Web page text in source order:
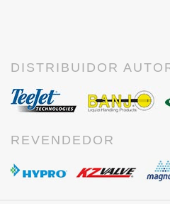
DISTRIBUIDOR
REVENDEDOR